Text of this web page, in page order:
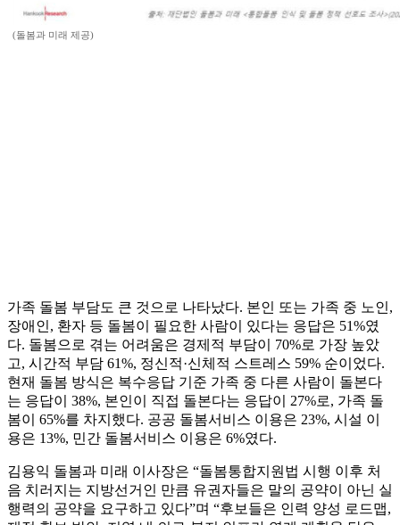
(돌봄과 미래 제공)
가족 돌봄 부담도 큰 것으로 나타났다. 본인 또는 가족 중 노인,
장애인, 환자 등 돌봄이 필요한 사람이 있다는 응답은 51%였
다. 돌봄으로 겪는 어려움은 경제적 부담이 70%로 가장 높았
고, 시간적 부담 61%, 정신적·신체적 스트레스 59% 순이었다.
현재 돌봄 방식은 복수응답 기준 가족 중 다른 사람이 돌본다
는 응답이 38%, 본인이 직접 돌본다는 응답이 27%로, 가족 돌
봄이 65%를 차지했다. 공공 돌봄서비스 이용은 23%, 시설 이
용은 13%, 민간 돌봄서비스 이용은 6%였다.
김용익 돌봄과 미래 이사장은 “돌봄통합지원법 시행 이후 처
음 치러지는 지방선거인 만큼 유권자들은 말의 공약이 아닌 실
행력의 공약을 요구하고 있다”며 “후보들은 인력 양성 로드맵,